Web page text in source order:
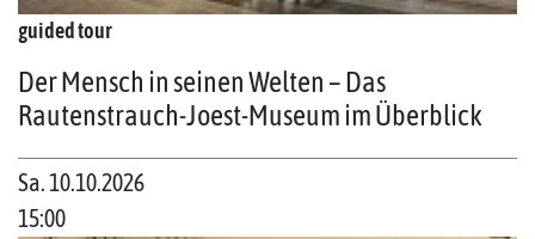
guided tour
Der Mensch in seinen Welten – Das
Rautenstrauch-Joest-Museum im Überblick
Sa. 10.10.2026
15:00